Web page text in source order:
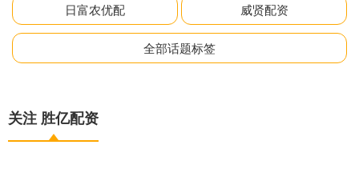
日富农优配 威贤配资
全部话题标签
关注 胜亿配资